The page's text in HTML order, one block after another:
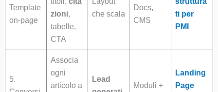
Template
on-page
zioni,
tabelle,
CTA
che scala
Docs,
CMS
ti per
PMI
5.
Associa
ogni
articolo a
Lead
Moduli +
Landing
Page